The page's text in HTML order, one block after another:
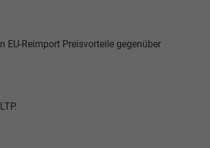
Reimport Preisvorteile gegenüber